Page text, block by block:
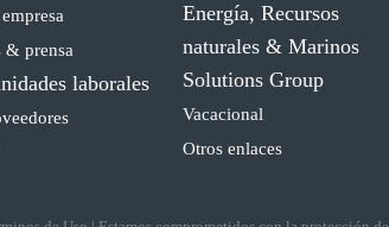
& prensa
laborales
Energía, Recursos
naturales & Marinos
Solutions Group
Vacacional
Otros enlaces